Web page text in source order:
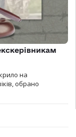
на
обрано